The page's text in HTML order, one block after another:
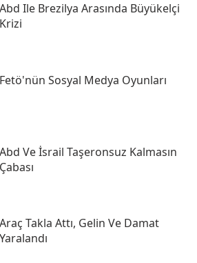
Abd Ile Brezilya Arasında Büyükelçi
Krizi
Fetö'nün Sosyal Medya Oyunları
Abd Ve İsrail Taşeronsuz Kalmasın
Çabası
Araç Takla Attı, Gelin Ve Damat
Yaralandı